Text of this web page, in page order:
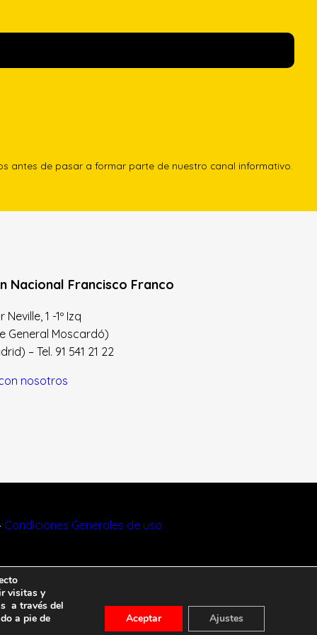
antes de pasar a formar parte de nuestro canal informativo.
Nacional Francisco Franco
1 -1º Izq
General Moscardó)
– Tel. 91 541 21 22
nosotros
Condiciones Generales de uso
visitas y
a través del
a pie de
Aceptar Ajustes